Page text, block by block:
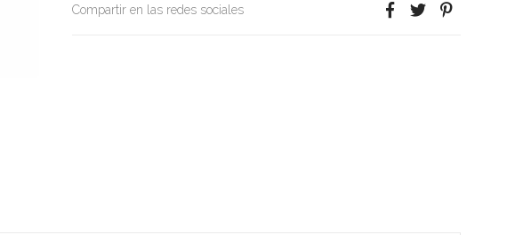
Compartir en las redes sociales